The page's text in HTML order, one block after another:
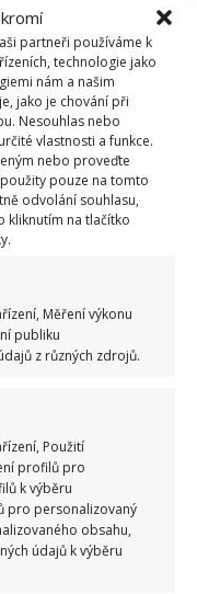
partneři používáme k
technologie jako
nám a našim
jako je chování při
Nesouhlas nebo
vlastnosti a funkce.
nebo proveďte
pouze na tomto
odvolání souhlasu,
kliknutím na tlačítko
Měření výkonu
publiku
z různých zdrojů.
Použití
profilů pro
k výběru
pro personalizovaný
obsahu,
údajů k výběru
/ Attribution-
využít
ho lze využít i
jej lze
a účinné
Nebo nechat